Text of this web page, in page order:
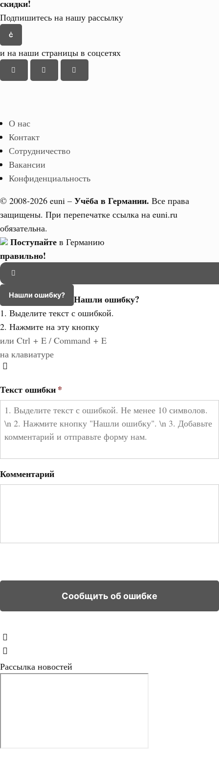
скидки!
Подпишитесь на нашу рассылку
и на наши страницы в соцсетях
О нас
Контакт
Сотрудничество
Вакансии
Конфиденциальность
© 2008-2026 euni – Учёба в Германии. Все права
защищены. При перепечатке ссылка на euni.ru
обязательна.
Поступайте в Германию
правильно!
Нашли ошибку? Нашли ошибку?
1. Выделите текст с ошибкой.
2. Нажмите на эту кнопку
или Ctrl + E / Command + E
на клавиатуре
Текст ошибки*
Комментарий
Рассылка новостей